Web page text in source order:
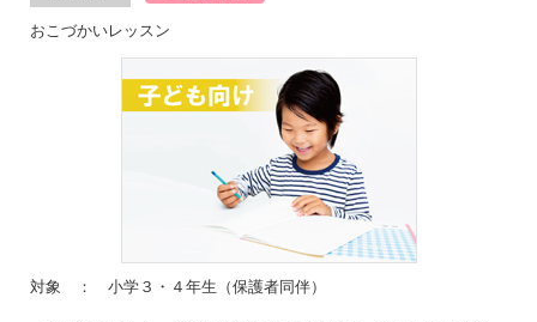
おこづかいレッスン
対象 ： 小学３・４年生（保護者同伴）